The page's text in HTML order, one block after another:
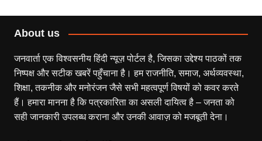
About us
जनवार्ता एक विश्वसनीय हिंदी न्यूज़ पोर्टल है, जिसका उद्देश्य पाठकों तक
निष्पक्ष और सटीक खबरें पहुँचाना है। हम राजनीति, समाज, अर्थव्यवस्था,
शिक्षा, तकनीक और मनोरंजन जैसे सभी महत्वपूर्ण विषयों को कवर करते
हैं। हमारा मानना है कि पत्रकारिता का असली दायित्व है – जनता को
सही जानकारी उपलब्ध कराना और उनकी आवाज़ को मजबूती देना।